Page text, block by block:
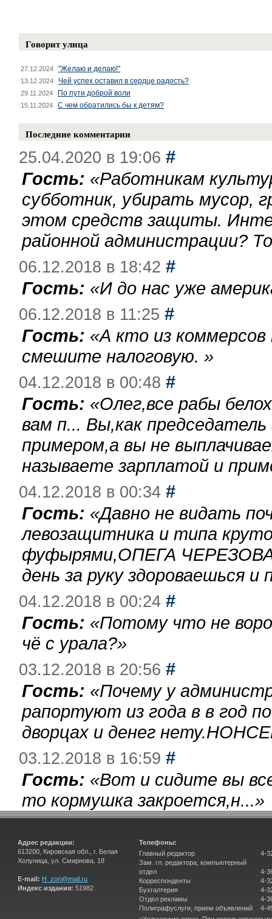
Говорит улица
27.12.2024 "Желаю и делаю!"
13.12.2024 Чей успех оставил в сердце радость?
29.11.2024 По пути доброй воли
15.11.2024 С чем обратились бы к детям?
Последние комментарии
25.04.2020 в 19:06 #
Гость: «Работникам
субботник, убирать мусор,
этом средств защиты.
районной администрации?
06.12.2018 в 18:42 #
Гость: «И до нас уже
06.12.2018 в 11:25 #
Гость: «А кто из
смешите налоговую. »
04.12.2018 в 00:48 #
Гость: «Олег,все рабы
вам п... Вы,как
примером,а вы не
называете зарплатой и
04.12.2018 в 00:34 #
Гость: «Давно не видать
левозащитника и типа
фуфырями,ОПЕГА
день за руку здороваешься
04.12.2018 в 00:24 #
Гость: «Потому что не
чё с урала?»
03.12.2018 в 20:56 #
Гость: «Почему у
рапортуют из года в в год
дворцах и денег
03.12.2018 в 16:59 #
Гость: «Вот и сидите вы
то кормушка закроется,н...»
Адрес редакции:
613200, Кировская обл., г. Белая
Холуница, ул. Смирнова, 18
E-mail: H_zori@mail.ru
Индекс издания: 51982
Телефоны:
Главный редактор
Зам. гл. редактора, компьютерный
отдел
Корреспонденты
Бухгалтерия
Отдел рекламы
Полиграфуслуги, прием объявлений
4-
4-
4-
4-
4-
4-